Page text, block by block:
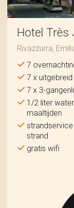
Hotel Très
Rivazzurra,
7
7 x
7 x 3-
1/2 liter
maaltijden
strand
gratis wifi